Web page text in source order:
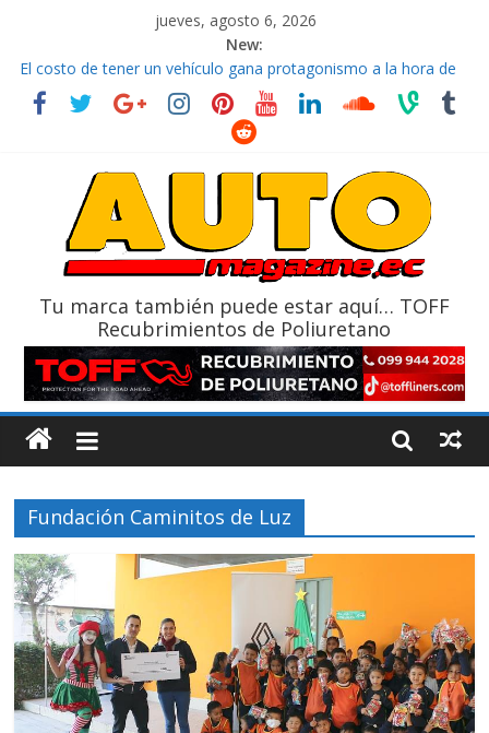
jueves, agosto 6, 2026
New:
El costo de tener un vehículo gana protagonismo a la hora de
decidir
Ultima película ‘Spider‑Man: Brand New Day’ pone en escena a
La Vuelta al Ecuador 2026, edición 47ª, recorre 7 provincias en 8
La FEDAK recibe 12 Sinotruk Bolden para cubrir las rutas de La
Tu marca también puede estar aquí… TOFF
Recubrimientos de Poliuretano
Fundación Caminitos de Luz